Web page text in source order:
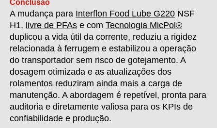
Conclusão
A mudança para Interflon Food Lube G220 NSF
H1, livre de PFAs e com Tecnologia MicPol®
duplicou a vida útil da corrente, reduziu a rigidez
relacionada à ferrugem e estabilizou a operação
do transportador sem risco de gotejamento. A
dosagem otimizada e as atualizações dos
rolamentos reduziram ainda mais a carga de
manutenção. A abordagem é repetível, pronta para
auditoria e diretamente valiosa para os KPIs de
confiabilidade e produção.